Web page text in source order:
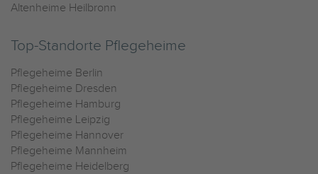
Altenheime Heilbronn
Top-Standorte Pflegeheime
Pflegeheime Berlin
Pflegeheime Dresden
Pflegeheime Hamburg
Pflegeheime Leipzig
Pflegeheime Hannover
Pflegeheime Mannheim
Pflegeheime Heidelberg